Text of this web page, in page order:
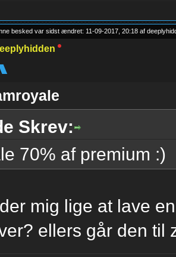
besked var sidst ændret: 11-09-2017, 20:18 af
Skrev:
70% af premium :)
mig lige at lave
ellers går den til